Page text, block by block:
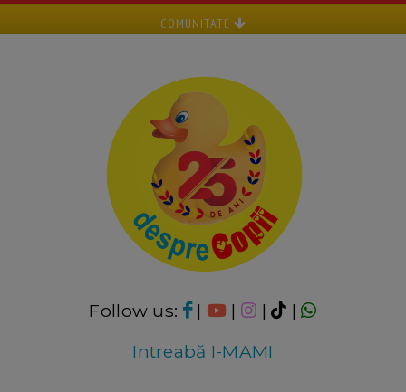
COMUNITATE
Follow us: | | |
|
Intreabă I-MAMI